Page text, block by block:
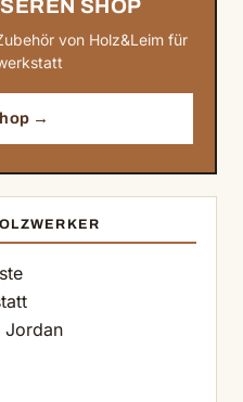
SHOP
von Holz&Leim für
→
Jordan